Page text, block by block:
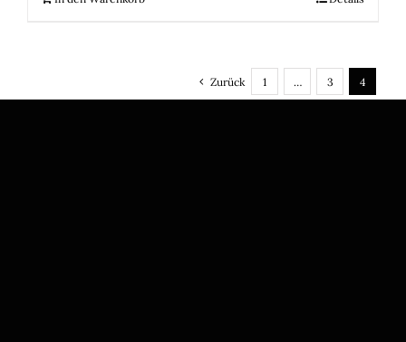
Zurück 1 … 3 4